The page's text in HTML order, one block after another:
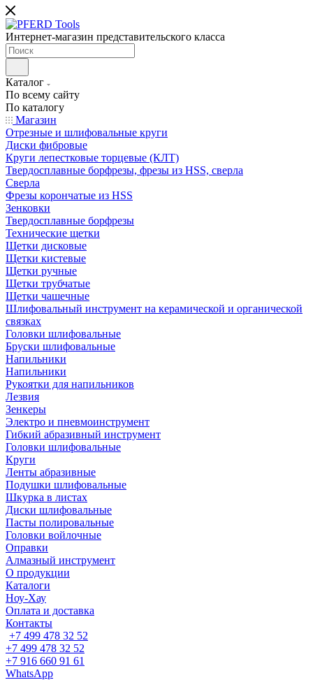
Интернет-магазин представительского класса
Каталог
По всему сайту
По каталогу
Магазин
Отрезные и шлифовальные круги
Диски фибровые
Круги лепестковые торцевые (КЛТ)
Твердосплавные борфрезы, фрезы из HSS, сверла
Сверла
Фрезы корончатые из HSS
Зенковки
Твердосплавные борфрезы
Технические щетки
Щетки дисковые
Щетки кистевые
Щетки ручные
Щетки трубчатые
Щетки чашечные
Шлифовальный инструмент на керамической и органической
связках
Головки шлифовальные
Бруски шлифовальные
Напильники
Напильники
Рукоятки для напильников
Лезвия
Зенкеры
Электро и пневмоинструмент
Гибкий абразивный инструмент
Головки шлифовальные
Круги
Ленты абразивные
Подушки шлифовальные
Шкурка в листах
Диски шлифовальные
Пасты полировальные
Головки войлочные
Оправки
Алмазный инструмент
О продукции
Каталоги
Ноу-Хау
Оплата и доставка
Контакты
+7 499 478 32 52
+7 499 478 32 52
+7 916 660 91 61
WhatsApp